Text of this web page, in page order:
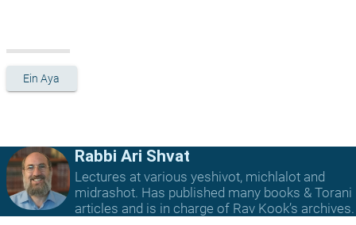
Ein Aya
Rabbi Ari Shvat
Lectures at various yeshivot, michlalot and
midrashot. Has published many books & Torani
articles and is in charge of Rav Kook’s archives.